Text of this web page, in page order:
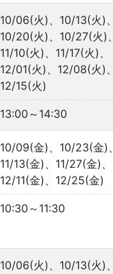
10/06(火)、10/13(火)、
10/20(火)、10/27(火)、
11/10(火)、11/17(火)、
12/01(火)、12/08(火)、
12/15(火)
13:00～14:30
10/09(金)、10/23(金)、
11/13(金)、11/27(金)、
12/11(金)、12/25(金)
10:30～11:30
10/06(火)、10/13(火)、